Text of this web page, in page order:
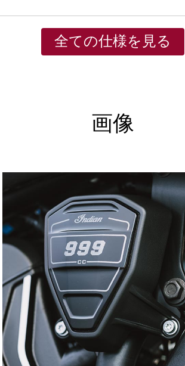
全ての仕様を見る
画像